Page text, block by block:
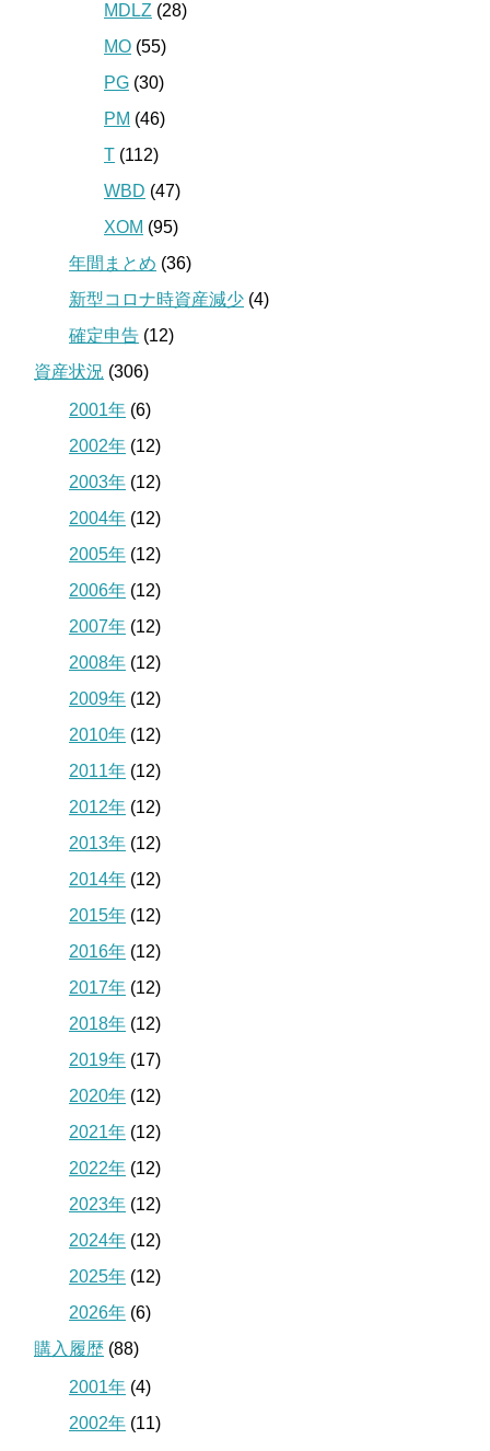
MDLZ (28)
MO (55)
PG (30)
PM (46)
T (112)
WBD (47)
XOM (95)
年間まとめ (36)
新型コロナ時資産減少 (4)
確定申告 (12)
資産状況 (306)
2001年 (6)
2002年 (12)
2003年 (12)
2004年 (12)
2005年 (12)
2006年 (12)
2007年 (12)
2008年 (12)
2009年 (12)
2010年 (12)
2011年 (12)
2012年 (12)
2013年 (12)
2014年 (12)
2015年 (12)
2016年 (12)
2017年 (12)
2018年 (12)
2019年 (17)
2020年 (12)
2021年 (12)
2022年 (12)
2023年 (12)
2024年 (12)
2025年 (12)
2026年 (6)
購入履歴 (88)
2001年 (4)
2002年 (11)